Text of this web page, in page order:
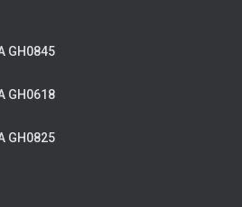
GH0845
GH0618
GH0825